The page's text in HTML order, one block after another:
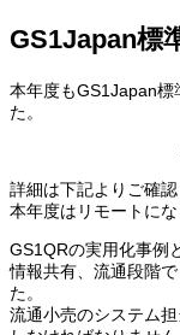
GS1Japan標
本年度もGS1Japan標
た。
詳細は下記よりご確認
本年度はリモートにな
GS1QRの実用化事例
情報共有、流通段階
た。
流通小売のシステム